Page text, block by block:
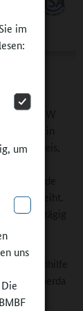
im
um
uns
aus NRW
in
Hinweis,
Heft
einreiht.
„Ganztägig
im
Jugendhilfe
Gerda